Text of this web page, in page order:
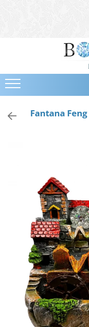
Bijuterii
Cercei
Bratari
Coliere
Bijuterii Femei
Bijuterii Copii
Bijuterii Mirese
Selectii
Reduceri
Cele mai noi
Cele mai vandute
Cele mai votate
Cu video
0 Lei - 100 Lei
Fantana